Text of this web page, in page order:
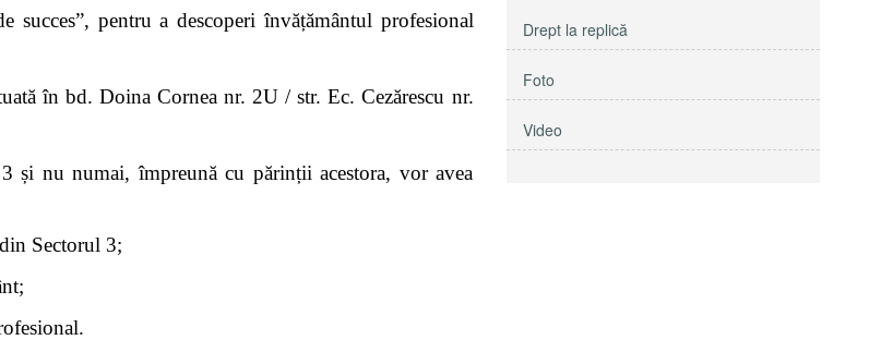
pentru a descoperi învățământul profesional
în bd. Doina Cornea nr. 2U / str. Ec. Cezărescu nr.
nu numai, împreună cu părinții acestora, vor avea
Sectorul 3;
Drept la replică
Foto
Video